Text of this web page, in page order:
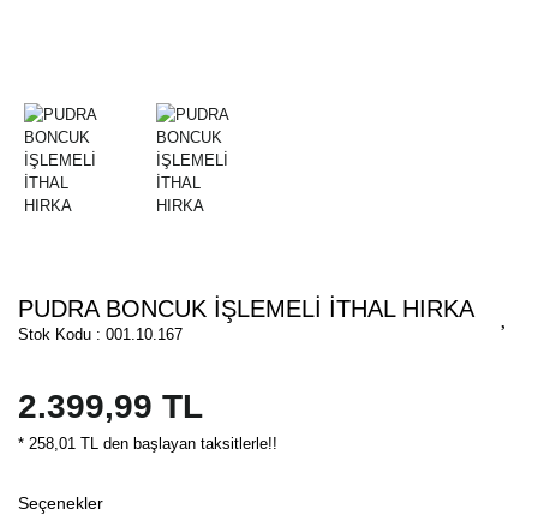
PUDRA BONCUK İŞLEMELİ İTHAL HIRKA
Stok Kodu : 001.10.167
2.399,99 TL
* 258,01 TL den başlayan taksitlerle!!
Seçenekler